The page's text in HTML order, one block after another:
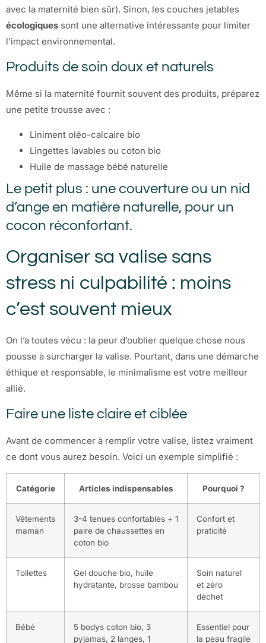
avec la maternité bien sûr). Sinon, les couches jetables
écologiques sont une alternative intéressante pour limiter
l’impact environnemental.
Produits de soin doux et naturels
Même si la maternité fournit souvent des produits, préparez
une petite trousse avec :
Liniment oléo-calcaire bio
Lingettes lavables ou coton bio
Huile de massage bébé naturelle
Le petit plus : une couverture ou un nid
d’ange en matière naturelle, pour un
cocon réconfortant.
Organiser sa valise sans
stress ni culpabilité : moins
c’est souvent mieux
On l’a toutes vécu : la peur d’oublier quelque chose nous
pousse à surcharger la valise. Pourtant, dans une démarche
éthique et responsable, le minimalisme est votre meilleur
allié.
Faire une liste claire et ciblée
Avant de commencer à remplir votre valise, listez vraiment
ce dont vous aurez besoin. Voici un exemple simplifié :
Catégorie Articles indispensables Pourquoi ?
Vêtements
maman
3-4 tenues confortables + 1
paire de chaussettes en
coton bio
Confort et
praticité
Toilettes
Gel douche bio, huile
hydratante, brosse bambou
Soin naturel
et zéro
déchet
Bébé
5 bodys coton bio, 3
pyjamas, 2 langes, 1
Essentiel pour
la peau fragile